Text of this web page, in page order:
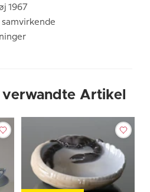
1967
samvirkende
Artikel